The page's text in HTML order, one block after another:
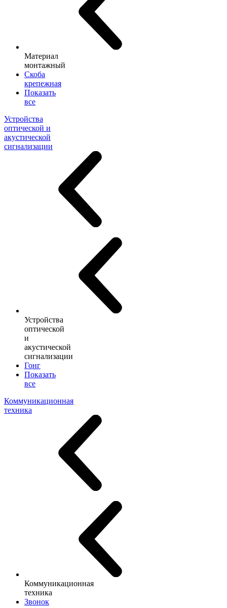
Материал
монтажный
Скоба
крепежная
Показать
все
Устройства
оптической и
акустической
сигнализации
Устройства
оптической
и
акустической
сигнализации
Гонг
Показать
все
Коммуникационная
техника
Коммуникационная
техника
Звонок